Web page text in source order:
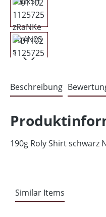
Beschreibung
190g Roly Shirt schwarz
Similar Items